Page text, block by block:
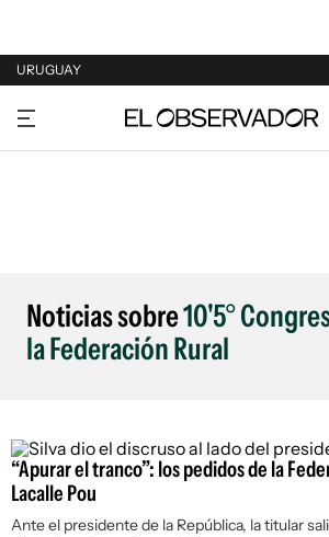
URUGUAY
URUGUAY
ARGENTINA
Noticias sobre10'5°
la Federación Rural
“Apurar el tranco”: los pedidos de la
Lacalle Pou
Ante el presidente de la República, la titular